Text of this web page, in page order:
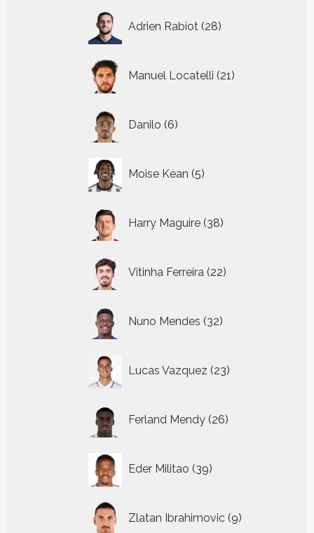
Adrien Rabiot 28
producten
Manuel Locatelli 21
producten
Danilo 6
producten
Moise Kean 5
producten
Harry Maguire 38
producten
Vitinha Ferreira 22
producten
Nuno Mendes 32
producten
Lucas Vazquez 23
producten
Ferland Mendy 26
producten
Eder Militao 39
producten
Zlatan Ibrahimovic 9
producten